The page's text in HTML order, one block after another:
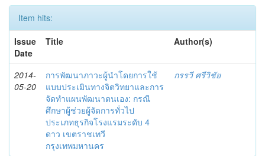
Item hits:
Issue
Date
Title Author(s)
2014-
05-20
การพัฒนาภาวะผู้นำโดยการใช้
แบบประเมินทางจิตวิทยาและการ
จัดทำแผนพัฒนาตนเอง: กรณี
ศึกษาผู้ช่วยผู้จัดการทั่วไป
ประเภทธุรกิจโรงแรมระดับ 4
ดาว เขตราชเทวี
กรุงเทพมหานคร
กรรวี ศรีวิชัย